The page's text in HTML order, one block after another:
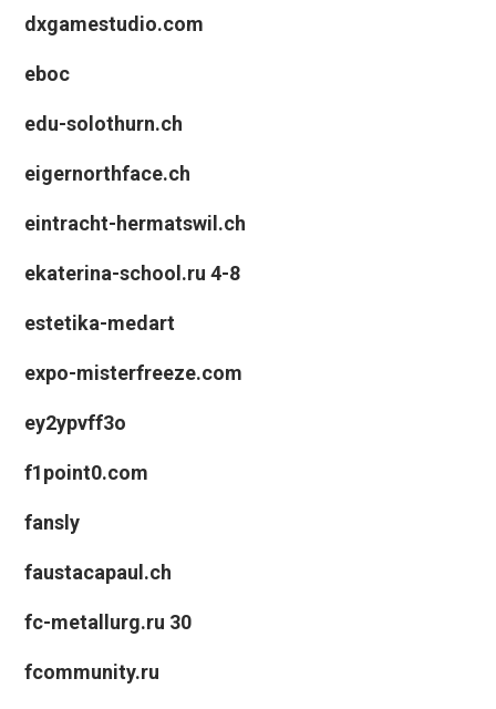
dxgamestudio.com
eboc
edu-solothurn.ch
eigernorthface.ch
eintracht-hermatswil.ch
ekaterina-school.ru 4-8
estetika-medart
expo-misterfreeze.com
ey2ypvff3o
f1point0.com
fansly
faustacapaul.ch
fc-metallurg.ru 30
fcommunity.ru